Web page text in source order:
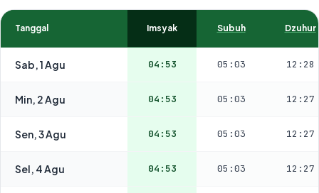
Tanggal Imsyak Subuh Dzuhur
Sab, 1 Agu 04:53 05:03 12:28
Min, 2 Agu 04:53 05:03 12:27
Sen, 3 Agu 04:53 05:03 12:27
Sel, 4 Agu 04:53 05:03 12:27